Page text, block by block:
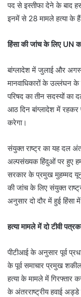
पद से इस्तीफा देने के बाद
इनमें से 28 मामले हत्या के
हिंसा की जांच के लिए UN
बांग्लादेश में जुलाई और
मानवाधिकारों के उल्लंघन के
परिषद का तीन सदस्यों का
आठ दिन बांग्लादेश में रहकर
करेगा।
संयुक्त राष्ट्र का यह दल
अल्पसंख्यक हिंदुओं पर हुए
सरकार के प्रमुख मुहम्मद
की जांच के लिए संयुक्त
अनुसार दो दौर में हुई
हत्या मामले में दो टीवी
पीटीआई के अनुसार पूर्व
के पूर्व समाचार प्रमुख
हत्या के मामले में गिरफ्तार
के अंतरराष्ट्रीय हवाई अड्डे